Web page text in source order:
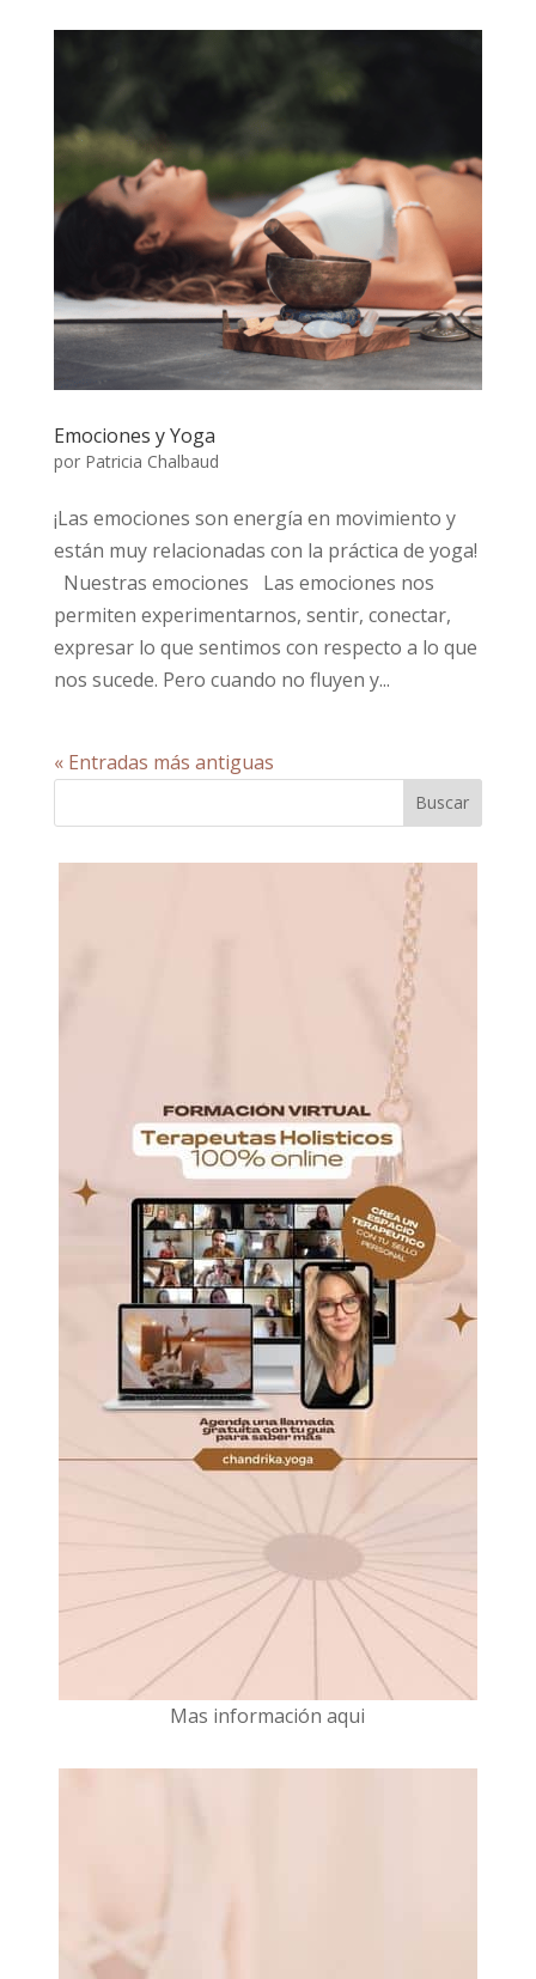
Emociones y Yoga
por Patricia Chalbaud
¡Las emociones son energía en movimiento y
están muy relacionadas con la práctica de yoga!
Nuestras emociones Las emociones nos
permiten experimentarnos, sentir, conectar,
expresar lo que sentimos con respecto a lo que
nos sucede. Pero cuando no fluyen y...
« Entradas más antiguas
Mas información aqui